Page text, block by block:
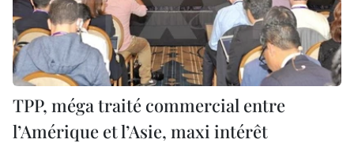
TPP, méga traité commercial entre
l’Amérique et l’Asie, maxi intérêt